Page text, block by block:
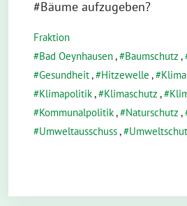
#Bäume aufzugeben?
Fraktion
Bad Oeynhausen, Baumschutz ,
Gesundheit, Hitzewelle ,
Klimapolitik, Klimaschutz ,
Kommunalpolitik, Naturschutz ,
Umweltausschuss,